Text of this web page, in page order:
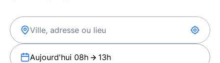
Aujourd'hui 08h 13h